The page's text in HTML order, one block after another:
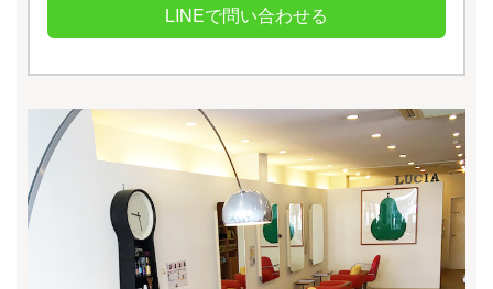
LINEで問い合わせる